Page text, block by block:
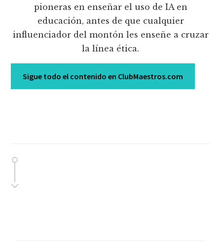
pioneras en enseñar el uso de IA en
educación, antes de que cualquier
influenciador del montón les enseñe a cruzar
la línea ética.
Sigue todo el contenido en ClubMaestros.com